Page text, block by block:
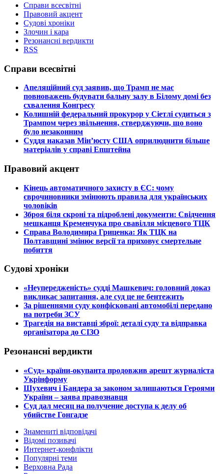
Справи всесвітні
Правовий акцент
Судові хроніки
Злочин і кара
Резонансні вердикти
RSS
Справи всесвітні
​Апеляційний суд заявив, що Трамп не має
повноважень будувати бальну залу в Білому домі без
схвалення Конгресу
​Колишній федеральний прокурор у Сіетлі судиться з
Трампом через звільнення, стверджуючи, що воно
було незаконним
​Суддя наказав Мін’юсту США оприлюднити більше
матеріалів у справі Епштейна
Правовий акцент
​Кінець автоматичного захисту в ЄС: чому
єврочиновники змінюють правила для українських
чоловіків
​Зброя біля скроні та підроблені документи: Свідчення
мешканця Кременчука про свавілля місцевого ТЦК
​Справа Володимира Гриценка: Як ТЦК на
Полтавщині змінює версії та приховує смертельне
побиття
Судові хроніки
​«Неупередженість» судді Машкевич: головний доказ
викликає запитання, але суд це не бентежить
​За рішеннями суду конфісковані автомобілі передано
на потреби ЗСУ
​Трагедія на виставці зброї: деталі суду та відправка
організатора до СІЗО
Резонансні вердикти
​«Суд» країни-окупанта продовжив арешт журналіста
Укрінформу
Шухевич і Бандера за законом залишаються Героями
України – заява правознавця
Суд дал месяц на получение доступа к делу об
убийстве Гонгадзе
Знамениті відповідачі
Відомі позивачі
Интернет-конфлікти
Популярні теми
Верховна Рада